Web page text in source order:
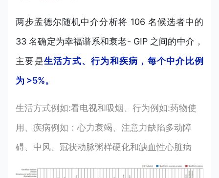
两步孟德尔随机中介分析将 106 名候选者中的
33 名确定为幸福谱系和衰老- GIP 之间的中介，
主要是生活方式、行为和疾病，每个中介比例
为 >5%。
生活方式例如:看电视和吸烟、行为例如:药物使
用、疾病例如：心力衰竭、注意力缺陷多动障
碍、中风、冠状动脉粥样硬化和缺血性心脏病